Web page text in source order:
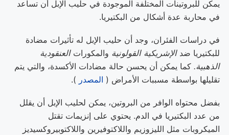
يمكن للبروتينات المختلفة الموجودة في حليب الإبل أن تساعد
في محاربة عدة أشكال من البكتيريا.
في دراسات الفئران، وجد أن حليب الإبل له تأثيرات مضادة
للبكتيريا ضدالإشريكية القولونية والمكوراتالعنقودية
الذهبية.كما يمكن أن يحسن حالة مضادات الأكسدة، والتي يتم
تقليلها بواسطة مسببات الأمراض ( المصدر ).
بفضل محتواه الوافر من البروتين، يمكن لحليب الإبل أن يقلل
من عدد البكتيريا في الدم. يحتوي على إنزيمات تقتل
الميكروبات مثل الليزوزيم واللاكتوفيرين واللاكتوبيروكسيديز